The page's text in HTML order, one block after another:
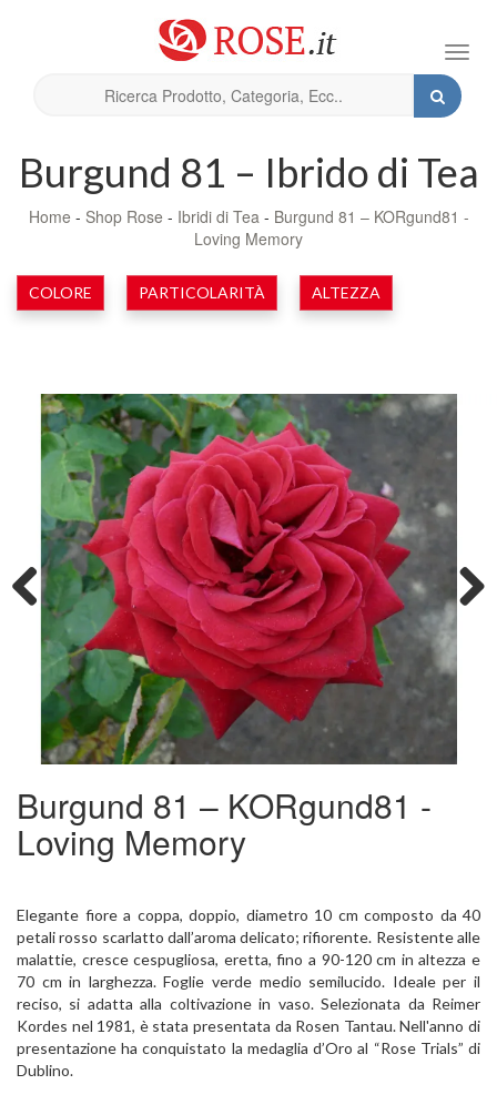
Burgund 81 – Ibrido di Tea
Home - Shop Rose - Ibridi di Tea - Burgund 81 – KORgund81 -
Loving Memory
COLORE PARTICOLARITÀ ALTEZZA
Previous Next
Burgund 81 – KORgund81 -
Loving Memory
Elegante fiore a coppa, doppio, diametro 10 cm composto da 40
petali rosso scarlatto dall’aroma delicato; rifiorente. Resistente alle
malattie, cresce cespugliosa, eretta, fino a 90-120 cm in altezza e
70 cm in larghezza. Foglie verde medio semilucido. Ideale per il
reciso, si adatta alla coltivazione in vaso. Selezionata da Reimer
Kordes nel 1981, è stata presentata da Rosen Tantau. Nell'anno di
presentazione ha conquistato la medaglia d’Oro al “Rose Trials” di
Dublino.